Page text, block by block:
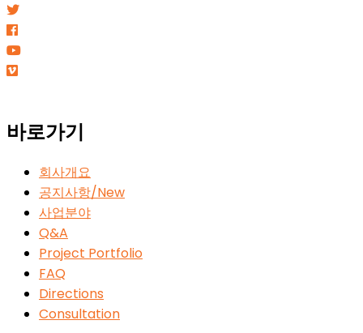
바로가기
회사개요
공지사항/New
사업분야
Q&A
Project Portfolio
FAQ
Directions
Consultation